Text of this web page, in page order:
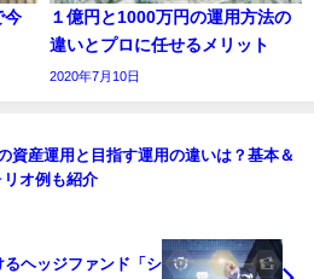
今
１億円と1000万円の運用方法の
違いとプロに任せるメリット
2020年7月10日
資産運用と目指す運用の違いは？基本＆
リオ例も紹介
ヘッジファンド「シ